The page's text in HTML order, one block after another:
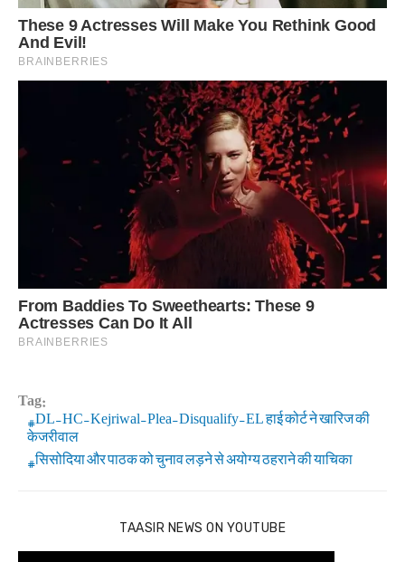
Tag:
DL-HC-Kejriwal-Plea-Disqualify-EL हाई कोर्ट ने खारिज की
केजरीवाल
सिसोदिया और पाठक को चुनाव लड़ने से अयोग्य ठहराने की याचिका
TAASIR NEWS ON YOUTUBE